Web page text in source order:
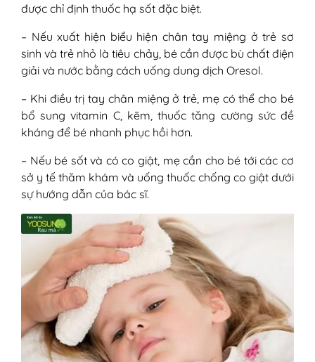
được chỉ định thuốc hạ sốt đặc biệt.
– Nếu xuất hiện biểu hiện chân tay miệng ở trẻ sơ
sinh và trẻ nhỏ là tiêu chảy, bé cần được bù chất điện
giải và nước bằng cách uống dung dịch Oresol.
– Khi điều trị tay chân miệng ở trẻ, mẹ có thể cho bé
bổ sung vitamin C, kẽm, thuốc tăng cường sức đề
kháng để bé nhanh phục hồi hơn.
– Nếu bé sốt và có co giật, mẹ cần cho bé tới các cơ
sở y tế thăm khám và uống thuốc chống co giật dưới
sự hướng dẫn của bác sĩ.